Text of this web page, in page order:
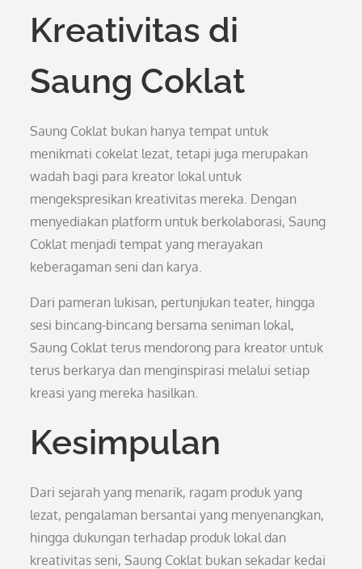
Kreativitas di
Saung Coklat
Saung Coklat bukan hanya tempat untuk
menikmati cokelat lezat, tetapi juga merupakan
wadah bagi para kreator lokal untuk
mengekspresikan kreativitas mereka. Dengan
menyediakan platform untuk berkolaborasi, Saung
Coklat menjadi tempat yang merayakan
keberagaman seni dan karya.
Dari pameran lukisan, pertunjukan teater, hingga
sesi bincang-bincang bersama seniman lokal,
Saung Coklat terus mendorong para kreator untuk
terus berkarya dan menginspirasi melalui setiap
kreasi yang mereka hasilkan.
Kesimpulan
Dari sejarah yang menarik, ragam produk yang
lezat, pengalaman bersantai yang menyenangkan,
hingga dukungan terhadap produk lokal dan
kreativitas seni, Saung Coklat bukan sekadar kedai